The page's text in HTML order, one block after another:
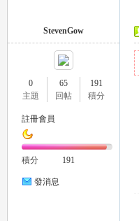
StevenGow
0
主題
65
回帖
191
積分
註冊會員
積分 191
發消息